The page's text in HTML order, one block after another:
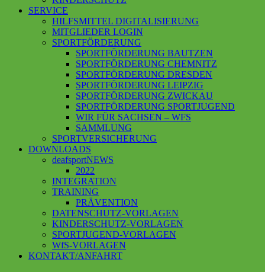
SERVICE
HILFSMITTEL DIGITALISIERUNG
MITGLIEDER LOGIN
SPORTFÖRDERUNG
SPORTFÖRDERUNG BAUTZEN
SPORTFÖRDERUNG CHEMNITZ
SPORTFÖRDERUNG DRESDEN
SPORTFÖRDERUNG LEIPZIG
SPORTFÖRDERUNG ZWICKAU
SPORTFÖRDERUNG SPORTJUGEND
WIR FÜR SACHSEN – WFS
SAMMLUNG
SPORTVERSICHERUNG
DOWNLOADS
deafsportNEWS
2022
INTEGRATION
TRAINING
PRÄVENTION
DATENSCHUTZ-VORLAGEN
KINDERSCHUTZ-VORLAGEN
SPORTJUGEND-VORLAGEN
WfS-VORLAGEN
KONTAKT/ANFAHRT